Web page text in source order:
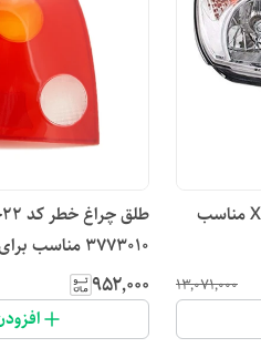
چراغ جلوکد۲۴ راست مدل X33 مناسب
۱۳٬۰۷۱٬۰۰۰
3773010 مناسب برای ام وی ام ۱۱۰
۹۵۲٬۰۰۰